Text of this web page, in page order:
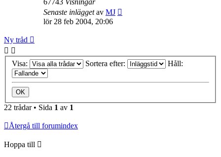
Senaste inläggetav MJ
lör 28 feb 2004, 20:06
Ny tråd
Visa: Sortera efter: Håll:
22 trådar • Sida 1 av 1
Återgå till forumindex
Hoppa till